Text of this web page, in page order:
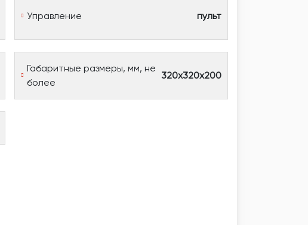
Управление пульт
Габаритные размеры, мм, не
более
320х320х200